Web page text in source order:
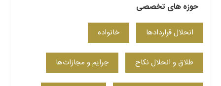
حوزه های تخصصی
انحلال قراردادها خانواده
طلاق و انحلال نکاح جرایم و مجازات‌ها